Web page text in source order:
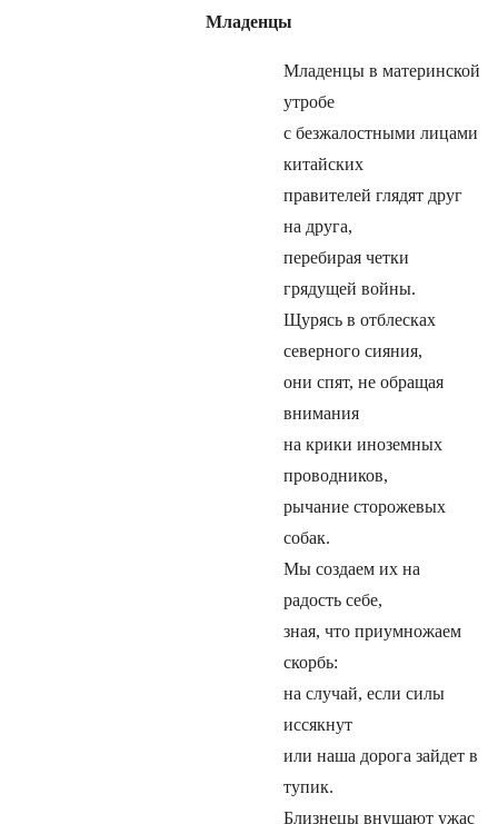
Младенцы
Младенцы в материнской
утробе
с безжалостными лицами
китайских
правителей глядят друг
на друга,
перебирая четки
грядущей войны.
Щурясь в отблесках
северного сияния,
они спят, не обращая
внимания
на крики иноземных
проводников,
рычание сторожевых
собак.
Мы создаем их на
радость себе,
зная, что приумножаем
скорбь:
на случай, если силы
иссякнут
или наша дорога зайдет в
тупик.
Близнецы внушают ужас